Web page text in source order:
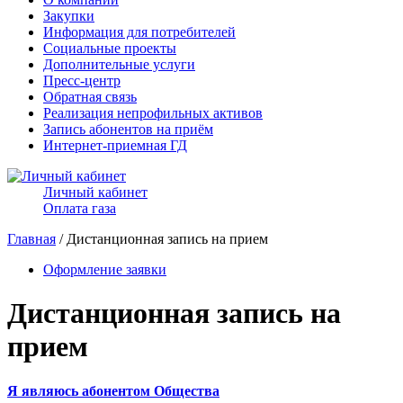
Закупки
Информация для потребителей
Социальные проекты
Дополнительные услуги
Пресс-центр
Обратная связь
Реализация непрофильных активов
Запись абонентов на приём
Интернет-приемная ГД
Личный кабинет
Оплата газа
Главная / Дистанционная запись на прием
Оформление заявки
Дистанционная запись на
прием
Я являюсь абонентом Общества